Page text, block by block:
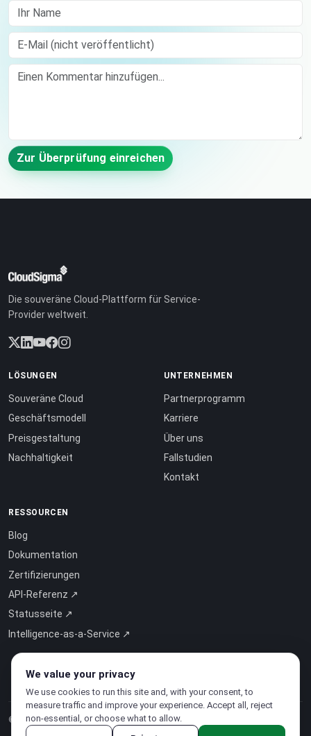
Ihr Name
E-Mail (nicht veröffentlicht)
Comment
Zur Überprüfung einreichen
Die souveräne Cloud-Plattform für Service-
Provider weltweit.
LÖSUNGEN
Souveräne Cloud
Geschäftsmodell
Preisgestaltung
Nachhaltigkeit
UNTERNEHMEN
Partnerprogramm
Karriere
Über uns
Fallstudien
Kontakt
RESSOURCEN
Blog
Dokumentation
Zertifizierungen
API-Referenz ↗
Statusseite ↗
Intelligence-as-a-Service ↗
© 2026 CloudSigma Holding AG.Alle Rechte vorbehalten
We value your privacy
We use cookies to run this site and, with your consent, to
measure traffic and improve your experience. Accept all, reject
non-essential, or choose what to allow.